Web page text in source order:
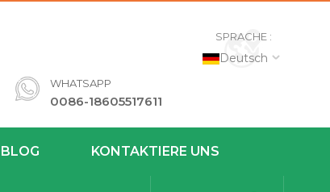
SPRACHE :
Deutsch
WHATSAPP
0086-18605517611
BLOG KONTAKTIERE UNS